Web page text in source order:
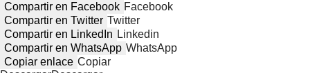
Compartir en Facebook Facebook
Compartir en Twitter Twitter
Compartir en LinkedIn Linkedin
Compartir en WhatsApp WhatsApp
Copiar enlace Copiar
DescargarDescargar